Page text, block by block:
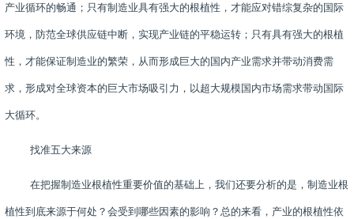
产业循环的畅通；只有制造业具有强大的根植性，才能应对错综复杂的国际
环境，防范全球供应链中断，实现产业链的平稳运转；只有具有强大的根植
性，才能保证制造业的繁荣，从而形成巨大的国内产业需求并带动消费需
求，形成对全球资本的巨大市场吸引力，以超大规模国内市场需求带动国际
大循环。
找准五大来源
在把握制造业根植性重要价值的基础上，我们还要分析的是，制造业根
植性到底来源于何处？会受到哪些因素的影响？总的来看，产业的根植性依